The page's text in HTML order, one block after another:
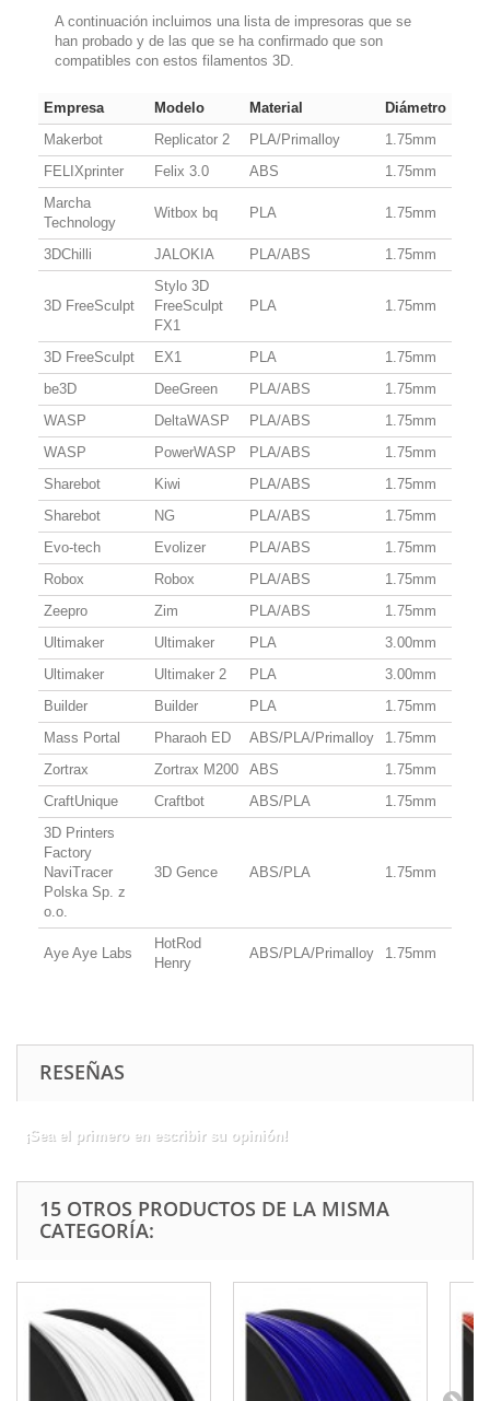
A continuación incluimos una lista de impresoras que se
han probado y de las que se ha confirmado que son
compatibles con estos filamentos 3D.
Empresa Modelo Material
Diámetro
Makerbot
Replicator 2 PLA/Primalloy
1.75mm
FELIXprinter
Felix 3.0 ABS
1.75mm
Marcha
Technology
Witbox bq PLA 1.75mm
3DChilli JALOKIA PLA/ABS 1.75mm
3D FreeSculpt
Stylo 3D
FreeSculpt
FX1
PLA 1.75mm
3D FreeSculpt EX1 PLA
1.75mm
be3D
DeeGreen PLA/ABS
1.75mm
WASP
DeltaWASP PLA/ABS
1.75mm
WASP
PowerWASP PLA/ABS
1.75mm
Sharebot
Kiwi PLA/ABS
1.75mm
Sharebot
NG PLA/ABS
1.75mm
Evo-tech
Evolizer PLA/ABS
1.75mm
Robox
Robox PLA/ABS
1.75mm
Zeepro
Zim PLA/ABS
1.75mm
Ultimaker
Ultimaker PLA
3.00mm
Ultimaker
Ultimaker 2 PLA
3.00mm
Builder
Builder PLA
1.75mm
Mass Portal
Pharaoh ED ABS/PLA/Primalloy
1.75mm
Zortrax
Zortrax M200 ABS
1.75mm
CraftUnique
Craftbot ABS/PLA
1.75mm
3D Printers
Factory
NaviTracer
Polska Sp. z
o.o.
3D Gence ABS/PLA 1.75mm
Aye Aye Labs
HotRod
Henry
ABS/PLA/Primalloy 1.75mm
RESEÑAS
¡Sea el primero en escribir su opinión!
15 OTROS PRODUCTOS DE LA MISMA
CATEGORÍA: